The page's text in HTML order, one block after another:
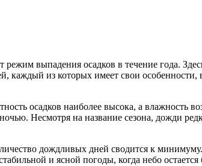
выпадения осадков в течение года.
каждый из которых имеет свои
осадков наиболее высока, а влажность
Несмотря на название сезона, дожди
дождливых дней сводится к
и ясной погоды, когда небо